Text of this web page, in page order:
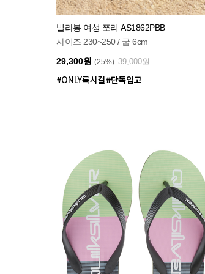
빌라봉 여성 쪼리 AS1862PBB
사이즈 230~250 / 굽 6cm
29,300원 (25%) 39,000원